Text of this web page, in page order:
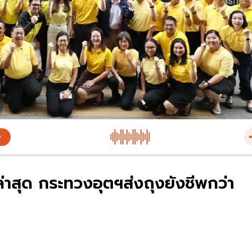
สุด กระทวงอุตฯส่งถุงยังชีพกว่า